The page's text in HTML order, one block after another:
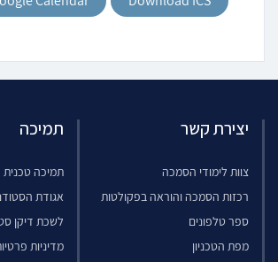
יצירת קשר
צוות לימודי הסמכה
רכזות הסמכה והוראה בפקולטות
ספר טלפונים
מפת הטכניון
תמיכה
תמיכה טכנית
אגודת
לשכת דיקן
מדיניות